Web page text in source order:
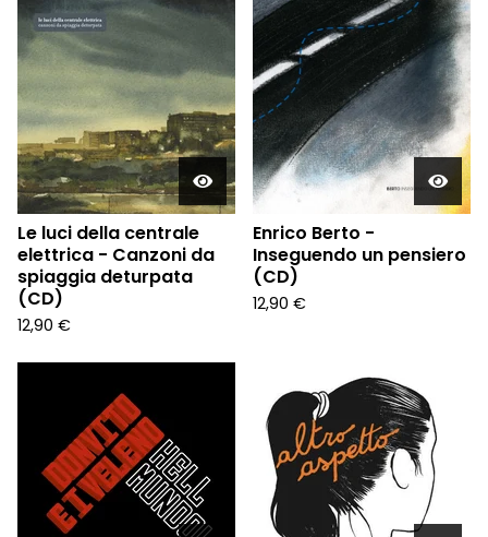
Le luci della centrale
elettrica - Canzoni da
spiaggia deturpata
(CD)
12,90 €
Enrico Berto -
Inseguendo un pensiero
(CD)
12,90 €